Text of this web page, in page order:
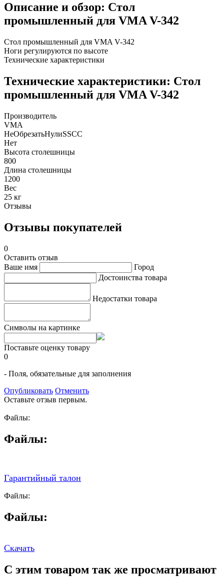
Описание и обзор: Стол
промышленный для VMA V-342
Стол промышленный для VMA V-342
Ноги регулируются по высоте
Технические характеристики
Технические характеристики: Стол
промышленный для VMA V-342
Производитель
VMA
НеОбрезатьНулиSSCC
Нет
Высота столешницы
800
Длина столешницы
1200
Вес
25 кг
Отзывы
Отзывы покупателей
0
Оставить отзыв
Ваше имя
Город
Достоинства товара
Недостатки товара
Символы на картинке
Поставьте оценку товару
0
- Поля, обязательные для заполнения
Опубликовать Отменить
Оставьте отзыв первым.
Файлы:
Файлы:
Гарантийный талон
Файлы:
Файлы:
Скачать
С этим товаром так же просматривают